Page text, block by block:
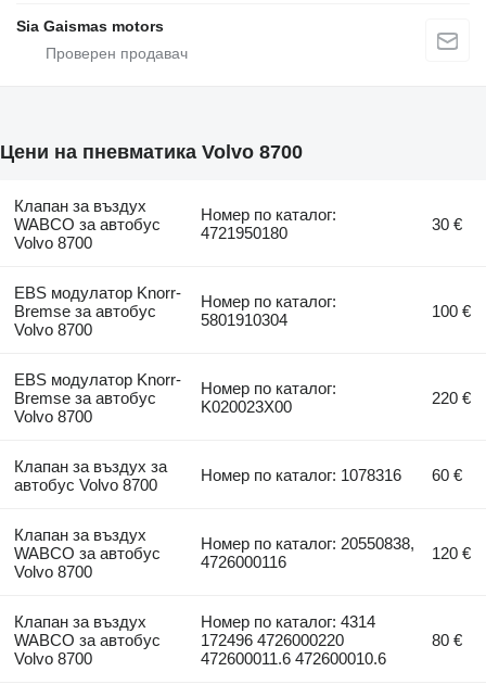
Sia Gaismas motors
Цени на пневматика Volvo 8700
Клапан за въздух
WABCO за автобус
Volvo 8700
Номер по каталог:
4721950180
30 €
EBS модулатор Knorr-
Bremse за автобус
Volvo 8700
Номер по каталог:
5801910304
100 €
EBS модулатор Knorr-
Bremse за автобус
Volvo 8700
Номер по каталог:
K020023X00
220 €
Клапан за въздух за
автобус Volvo 8700
Номер по каталог: 1078316 60 €
Клапан за въздух
WABCO за автобус
Volvo 8700
Номер по каталог: 20550838,
4726000116
120 €
Клапан за въздух
WABCO за автобус
Volvo 8700
Номер по каталог: 4314
172496 4726000220
472600011.6 472600010.6
80 €